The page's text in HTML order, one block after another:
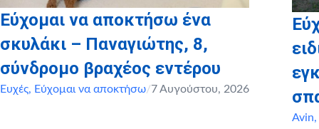
Εύχομαι να αποκτήσω ένα
σκυλάκι – Παναγιώτης, 8,
σύνδρομο βραχέος εντέρου
Ευχές, Εύχομαι να αποκτήσω/7 Αυγούστου, 2026
Avin,